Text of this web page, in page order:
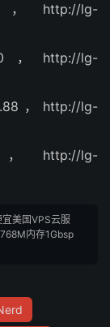
，http://lg-
，http://lg-
，http://lg-
，http://lg-
美国VPS云服
内存1Gbsp